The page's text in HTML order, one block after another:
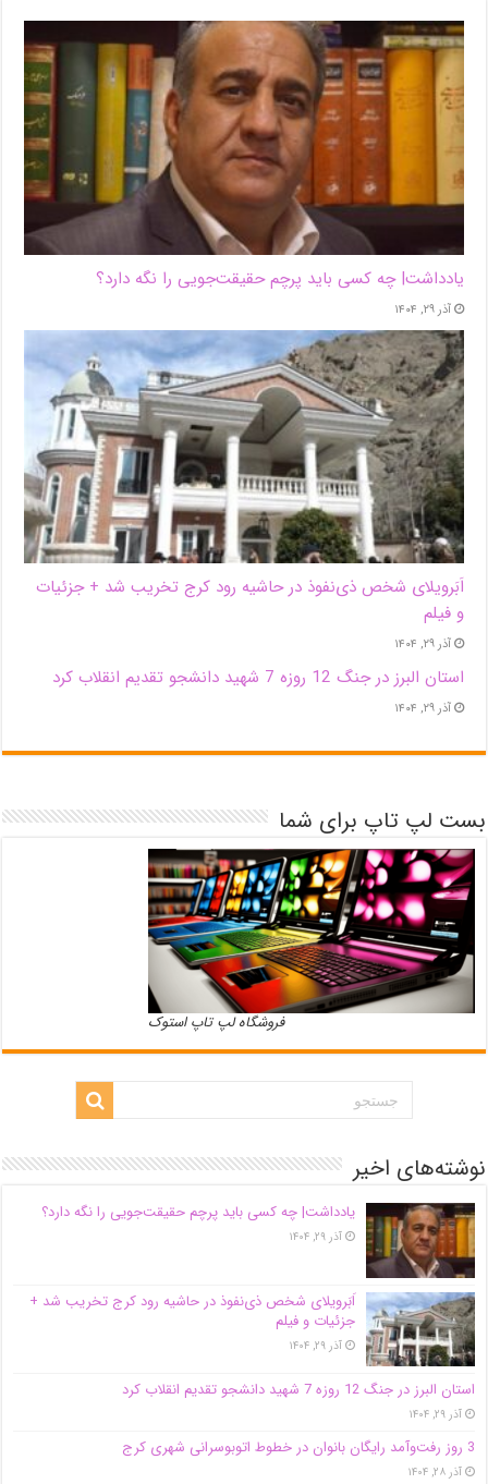
یادداشت| ‌چه کسی باید پرچم حقیقت‌جویی را نگه دارد؟
آذر ۲۹, ۱۴۰۴
اَبَر‌ویلای شخص ذی‌نفوذ در حاشیه‌ رود کرج تخریب شد + جزئیات
و فیلم
آذر ۲۹, ۱۴۰۴
استان البرز در جنگ 12 روزه 7 شهید دانشجو تقدیم انقلاب کرد
آذر ۲۹, ۱۴۰۴
بست لپ تاپ برای شما
فروشگاه لپ تاپ استوک
نوشته‌های اخیر
یادداشت| ‌چه کسی باید پرچم حقیقت‌جویی را نگه دارد؟
آذر ۲۹, ۱۴۰۴
اَبَر‌ویلای شخص ذی‌نفوذ در حاشیه‌ رود کرج تخریب شد +
جزئیات و فیلم
آذر ۲۹, ۱۴۰۴
استان البرز در جنگ 12 روزه 7 شهید دانشجو تقدیم انقلاب کرد
آذر ۲۹, ۱۴۰۴
3 روز رفت‌وآمد رایگان بانوان در خطوط اتوبوسرانی شهری کرج
آذر ۲۸, ۱۴۰۴